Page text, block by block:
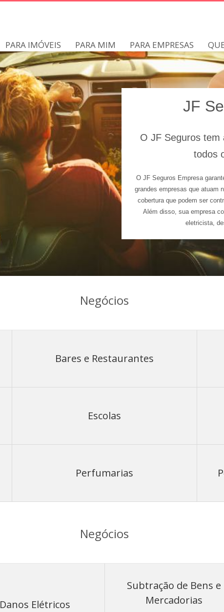
PARA IMÓVEIS PARA MIM PARA EMPRESAS
JF
O JFSegurostem
todos
O JF Seguros Empresa
grandes empresas que atuam
cobertura que podem ser
Além disso, sua empresa
eletricista,
Negócios
Bares e Restaurantes
Escolas
Perfumarias
Negócios
Danos Elétricos
Subtração de Bens e
Mercadorias